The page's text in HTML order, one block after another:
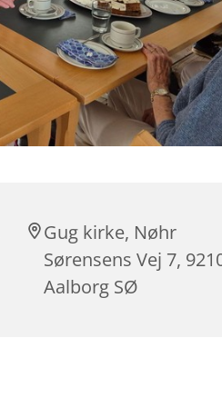
Gug kirke, Nøhr
Sørensens Vej 7,
Aalborg SØ